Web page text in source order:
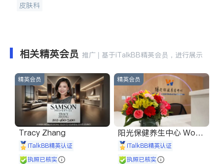
皮肤科
相关精英会员 推广 | 基于iTalkBB精英会员，进行展示
精英会员
Tracy Zhang
iTalkBB精英认证
执照已核实
精英会员
阳光保健养生中心 World
shine
iTalkBB精英认证
执照已核实